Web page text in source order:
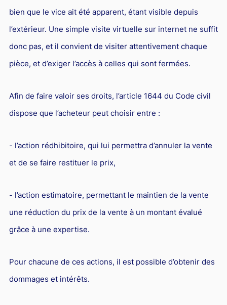
bien que le vice ait été apparent, étant visible depuis
l’extérieur. Une simple visite virtuelle sur internet ne suffit
donc pas, et il convient de visiter attentivement chaque
pièce, et d’exiger l’accès à celles qui sont fermées.
Afin de faire valoir ses droits, l’article 1644 du Code civil
dispose que l’acheteur peut choisir entre :
- l’action rédhibitoire, qui lui permettra d’annuler la vente
et de se faire restituer le prix,
- l’action estimatoire, permettant le maintien de la vente
une réduction du prix de la vente à un montant évalué
grâce à une expertise.
Pour chacune de ces actions, il est possible d’obtenir des
dommages et intérêts.